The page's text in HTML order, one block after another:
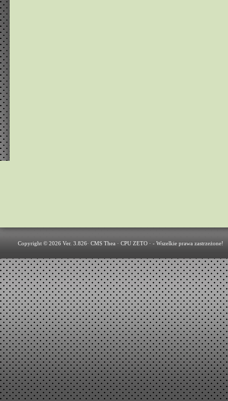
Copyright © 2026 Ver. 3.826· CMS Thea · CPU ZETO · - Wszelkie prawa zastrzeżone!